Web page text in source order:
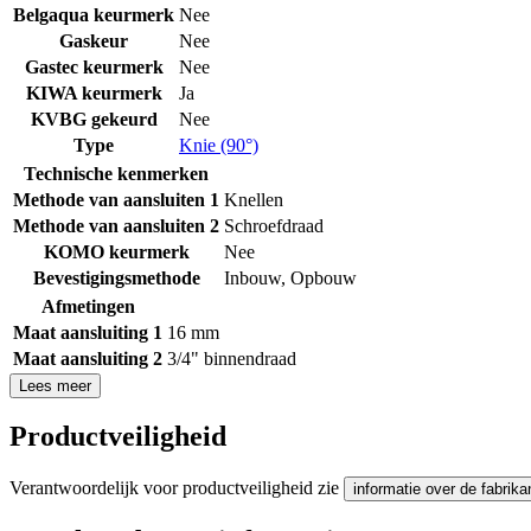
Belgaqua keurmerk Nee
Gaskeur
Nee
Gastec keurmerk
Nee
KIWA keurmerk
Ja
KVBG gekeurd
Nee
Type
Knie (90°)
Technische kenmerken
Methode van aansluiten 1 Knellen
Methode van aansluiten 2 Schroefdraad
KOMO keurmerk
Nee
Bevestigingsmethode
Inbouw, Opbouw
Afmetingen
Maat aansluiting 1 16 mm
Maat aansluiting 2 3/4" binnendraad
Lees meer
Productveiligheid
Verantwoordelijk voor productveiligheid zie informatie over de